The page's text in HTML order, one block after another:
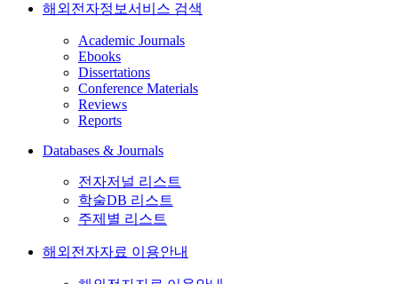
해외전자정보서비스 검색
Academic Journals
Ebooks
Dissertations
Conference Materials
Reviews
Reports
Databases & Journals
전자저널 리스트
학술DB 리스트
주제별 리스트
해외전자자료 이용안내